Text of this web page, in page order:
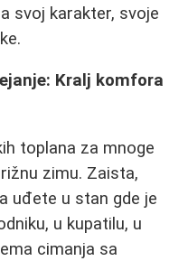
svoj karakter, svoje
Kralj komfora
toplana za mnoge
zimu. Zaista,
uđete u stan gde je
u kupatilu, u
cimanja sa